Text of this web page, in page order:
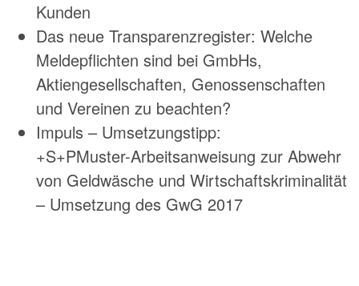
Kunden
Das neue Transparenzregister: Welche
Meldepflichten sind bei GmbHs,
Aktiengesellschaften, Genossenschaften
und Vereinen zu beachten?
Impuls – Umsetzungstipp:
+S+PMuster-Arbeitsanweisung zur Abwehr
von Geldwäsche und Wirtschaftskriminalität
– Umsetzung des GwG 2017